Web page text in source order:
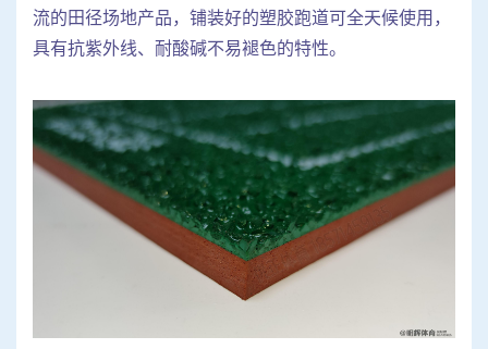
流的田径场地产品，铺装好的塑胶跑道可全天候使用，
具有抗紫外线、耐酸碱不易褪色的特性。